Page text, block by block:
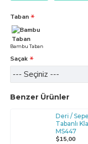
Taban
Bambu Taban
Saçak
Benzer Ürünler
Deri /
Tabanlı
MS447
$15,00